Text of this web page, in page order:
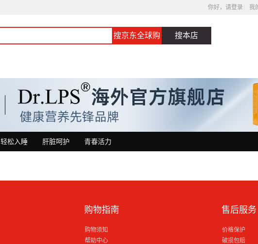
你好，请登录 我
搜京东全球购 搜本店
轻松入睡 肝脏呵护 青春活力
购物指南
购物须知
帮助中心
售后服务
价格保护
破损包赔